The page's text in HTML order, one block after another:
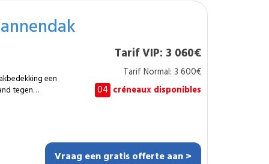
en
nodig
soorten
comfort,
Met de
u van een
de technische
een
tegen
hars aan voor
Tarif VIP: 3 060€
Tarif Normal: 3 600€
04 créneaux disponibles
Vraag een gratis offerte aan >